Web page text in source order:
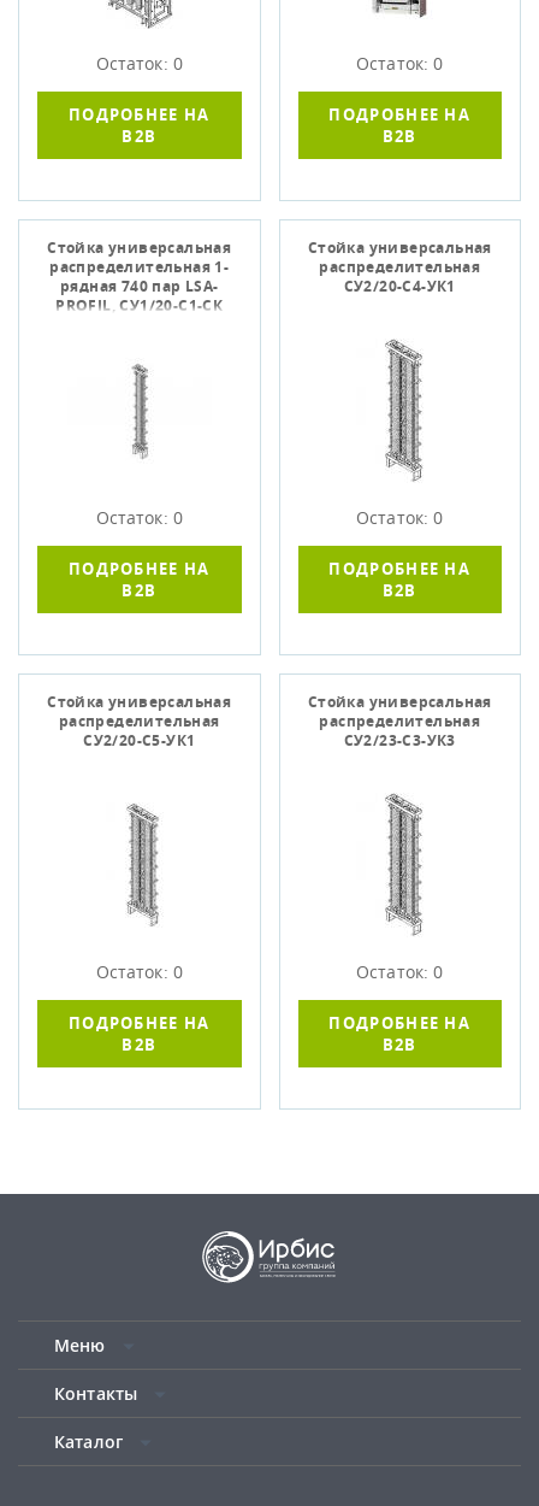
Остаток: 0
ПОДРОБНЕЕ НА
B2B
Остаток: 0
ПОДРОБНЕЕ НА
B2B
Стойка универсальная
распределительная 1-
рядная 740 пар LSA-
PROFIL, СУ1/20-С1-СК
Остаток: 0
ПОДРОБНЕЕ НА
B2B
Стойка универсальная
распределительная
СУ2/20-С4-УК1
Остаток: 0
ПОДРОБНЕЕ НА
B2B
Стойка универсальная
распределительная
СУ2/20-С5-УК1
Остаток: 0
ПОДРОБНЕЕ НА
B2B
Стойка универсальная
распределительная
СУ2/23-С3-УК3
Остаток: 0
ПОДРОБНЕЕ НА
B2B
Меню
Контакты
Каталог